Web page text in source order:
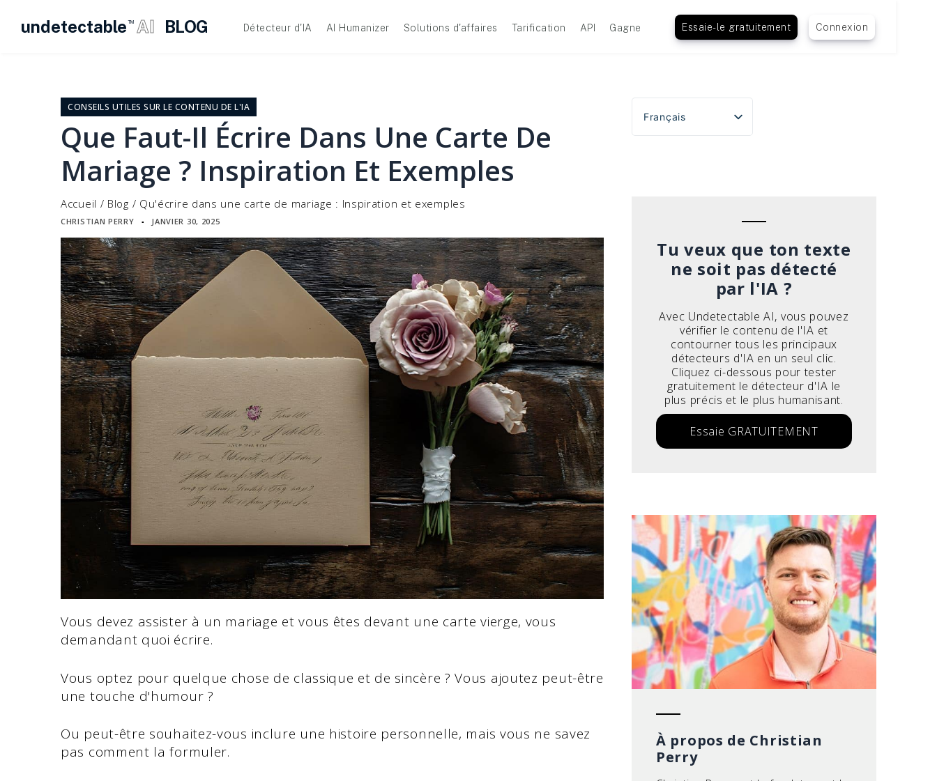
undetectable TM AI BLOG Détecteur d'IA AI Humanizer Solutions d'affaires Tarification API Gagne Essaie-le gratuitement Connexion
CONSEILS UTILES SUR LE CONTENU DE L'IA
Que Faut-Il Écrire Dans Une Carte De
Mariage ? Inspiration Et Exemples
Accueil / Blog / Qu'écrire dans une carte de mariage : Inspiration et exemples
CHRISTIAN PERRY ▪ JANVIER 30, 2025
Vous devez assister à un mariage et vous êtes devant une carte vierge, vous
demandant quoi écrire.
Vous optez pour quelque chose de classique et de sincère ? Vous ajoutez peut-être
une touche d'humour ?
Ou peut-être souhaitez-vous inclure une histoire personnelle, mais vous ne savez
pas comment la formuler.
Français
English
Tu veux que ton texte
ne soit pas détecté
par l'IA ?
Avec Undetectable AI, vous pouvez
vérifier le contenu de l'IA et
contourner tous les principaux
détecteurs d'IA en un seul clic.
Cliquez ci-dessous pour tester
gratuitement le détecteur d'IA le
plus précis et le plus humanisant.
Essaie GRATUITEMENT
À propos de Christian
Perry